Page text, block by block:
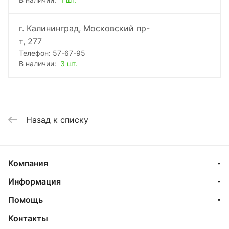
г. Калининград, Московский пр-
т, 277
Телефон: 57-67-95
В наличии: 3 шт.
Назад к списку
Компания
Информация
Помощь
Контакты